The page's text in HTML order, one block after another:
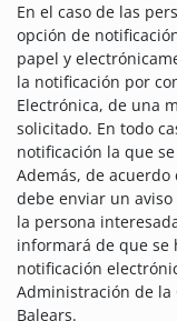
En el caso de las
opción de
papel y
la notificación por
Electrónica, de una
solicitado. En todo
notificación la que
Además, de acuerdo
debe enviar un
la persona
informará de que se
notificación
Administración de la
Balears.